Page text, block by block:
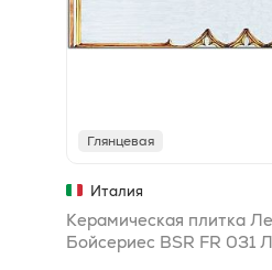
Глянцевая
Италия
Керамическая плитка
Бойсериес BSR FR 031